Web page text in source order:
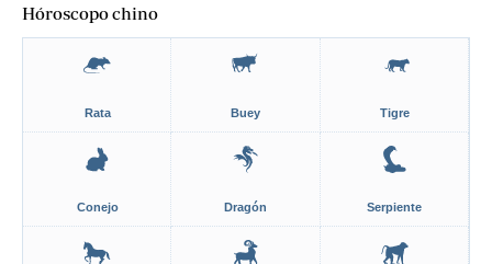
Hóroscopo chino
Rata Buey Tigre
Conejo Dragón Serpiente